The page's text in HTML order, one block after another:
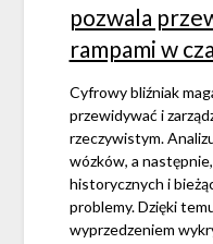
pozwala
rampami w
Cyfrowy bliźniak
przewidywać i
rzeczywistym.
wózków, a
historycznych i
problemy. Dzięki
wyprzedzeniem